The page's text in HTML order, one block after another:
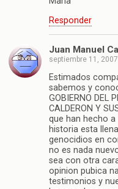
Responder
Juan Manuel
septiembre 11, 2007
Estimados
sabemos y
GOBIERNO DEL
CALDERON Y
que han hecho
historia esta
genocidios en
no es nada
sea con otra
opinion pubica
testimonios y